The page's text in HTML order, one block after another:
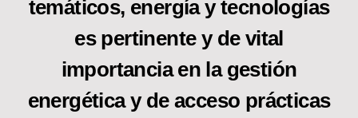
temáticos, energía y tecnologías
es pertinente y de vital
importancia en la gestión
energética y de acceso prácticas